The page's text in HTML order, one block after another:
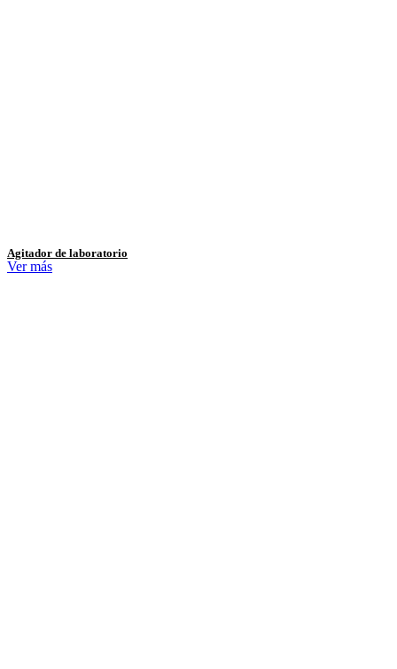
Agitador de laboratorio
Ver más